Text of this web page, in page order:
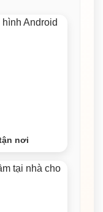
nơi